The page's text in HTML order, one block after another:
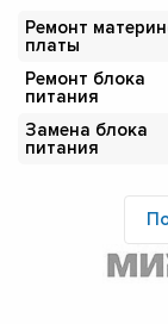
Ремонт
платы
Ремонт блока
питания
Замена блока
питания